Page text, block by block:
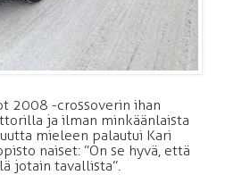
2008 -crossoverin ihan
ja ilman minkäänlaista
mieleen palautui Kari
naiset: ”On se hyvä, että
jotain tavallista”.